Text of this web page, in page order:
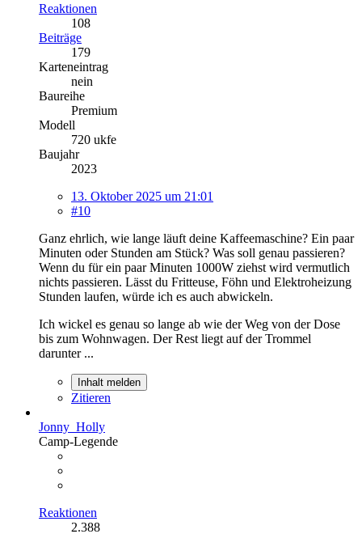
Reaktionen
108
Beiträge
179
Karteneintrag
nein
Baureihe
Premium
Modell
720 ukfe
Baujahr
2023
13. Oktober 2025 um 21:01
#10
Ganz ehrlich, wie lange läuft deine Kaffeemaschine? Ein paar
Minuten oder Stunden am Stück? Was soll genau passieren?
Wenn du für ein paar Minuten 1000W ziehst wird vermutlich
nichts passieren. Lässt du Fritteuse, Föhn und Elektroheizung
Stunden laufen, würde ich es auch abwickeln.
Ich wickel es genau so lange ab wie der Weg von der Dose
bis zum Wohnwagen. Der Rest liegt auf der Trommel
darunter ...
Inhalt melden
Zitieren
Jonny_Holly
Camp-Legende
Reaktionen
2.388